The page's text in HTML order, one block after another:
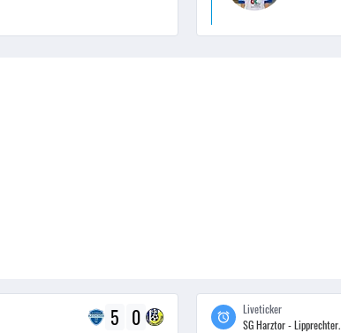
5 0
Liveticker
SG Harztor - Lipprechter.